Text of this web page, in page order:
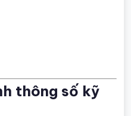
thông số kỹ